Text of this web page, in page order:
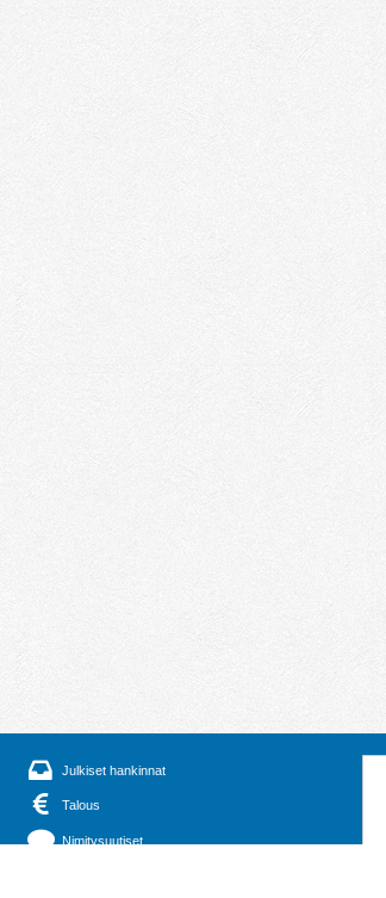
Julkiset hankinnat
Talous
Nimitysuutiset